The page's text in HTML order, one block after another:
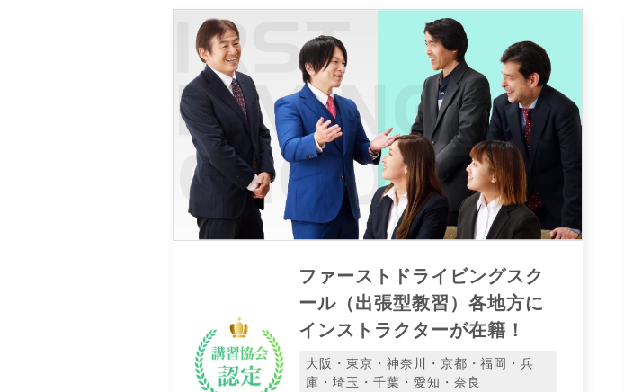
ファーストドライビングスク
ール（出張型教習）各地方に
インストラクターが在籍！
大阪・東京・神奈川・京都・福岡・兵
庫・埼玉・千葉・愛知・奈良